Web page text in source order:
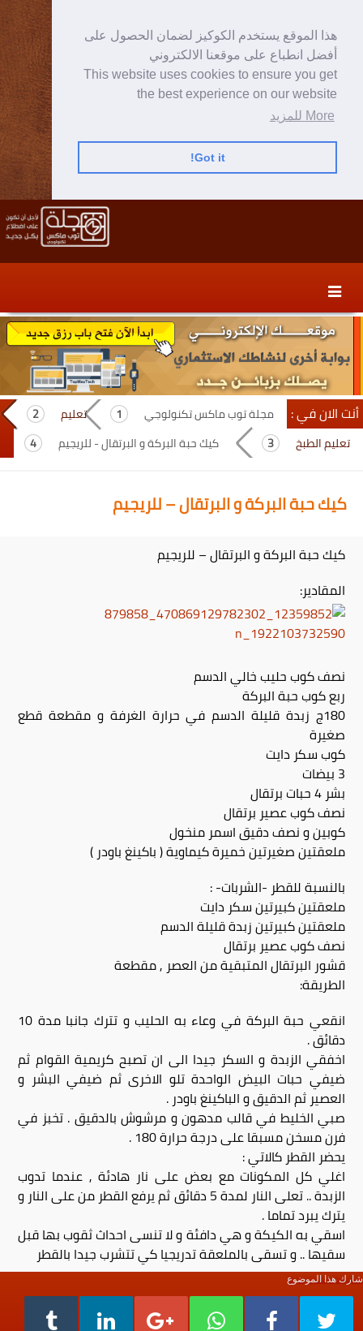
هذا الموقع يستخدم الكوكيز لضمان الحصول على
أفضل انطباع على موقعنا الالكتروني
This website uses cookies to ensure you get
the best experience on our website
More للمزيد
Got it!
content
secondary
content
أنت الان في : مجلة توب ماكس تكنولوجي
تعليم
تعليم الطبخ
كيك حبة البركة و البرتقال - للريجيم
كيك حبة البركة و البرتقال – للريجيم
كيك حبة البركة و البرتقال – للريجيم
المقادير:
نصف كوب حليب خالي الدسم
ربع كوب حبة البركة
180ج زبدة قليلة الدسم في حرارة الغرفة و مقطعة قطع
صغيرة
كوب سكر دايت
3 بيضات
بشر 4 حبات برتقال
نصف كوب عصير برتقال
كوبين و نصف دقيق اسمر منخول
ملعقتين صغيرتين خميرة كيماوية ( باكينغ باودر )
بالنسبة للقطر -الشربات- :
ملعقتين كبيرتين سكر دايت
ملعقتين كبيرتين زبدة قليلة الدسم
نصف كوب عصير برتقال
قشور البرتقال المتبقية من العصر , مقطعة
الطريقة:
انقعي حبة البركة في وعاء به الحليب و تترك جانبا مدة 10
دقائق .
اخفقي الزبدة و السكر جيدا الى ان تصبح كريمية القوام ثم
ضيفي حبات البيض الواحدة تلو الاخرى ثم ضيفي البشر و
العصير ثم الدقيق و الباكينغ باودر .
صبي الخليط في قالب مدهون و مرشوش بالدقيق . تخبز في
فرن مسخن مسبقا على درجة حرارة 180 .
يحضر القطر كالاتي :
اغلي كل المكونات مع بعض على نار هادئة , عندما تدوب
الزبدة .. تعلى النار لمدة 5 دقائق ثم يرفع القطر من على النار و
يترك يبرد تماما .
اسقي به الكيكة و هي دافئة و لا تنسى احداث ثقوب بها قبل
سقيها .. و تسقى بالملعقة تدريجيا كي تتشرب جيدا بالقطر
شارك هذا الموضوع